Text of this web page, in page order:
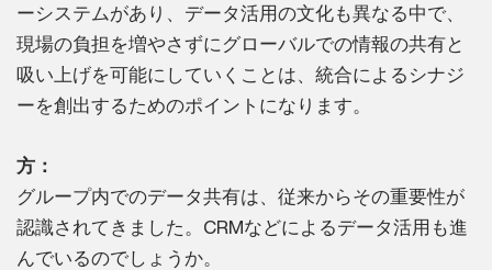
ーシステムがあり、データ活用の文化も異なる中で、
現場の負担を増やさずにグローバルでの情報の共有と
吸い上げを可能にしていくことは、統合によるシナジ
ーを創出するためのポイントになります。
方：
グループ内でのデータ共有は、従来からその重要性が
認識されてきました。CRMなどによるデータ活用も進
んでいるのでしょうか。